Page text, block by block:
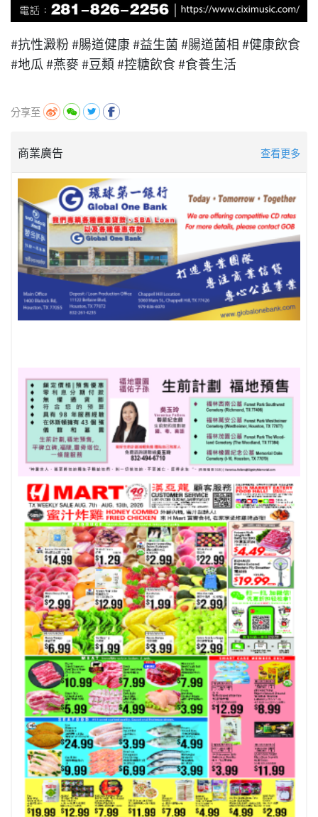
#抗性澱粉 #腸道健康 #益生菌 #腸道菌相 #健康飲食
#地瓜 #燕麥 #豆類 #控糖飲食 #食養生活
分享至
商業廣告 查看更多